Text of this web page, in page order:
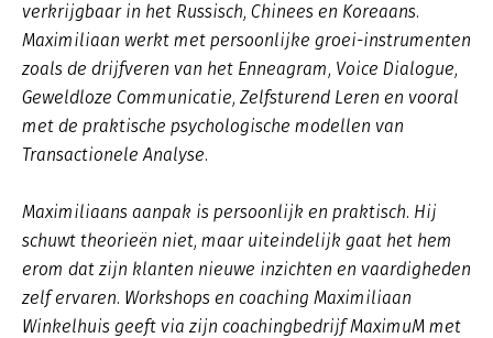
verkrijgbaar in het Russisch, Chinees en Koreaans.
Maximiliaan werkt met persoonlijke groei-instrumenten
zoals de drijfveren van het Enneagram, Voice Dialogue,
Geweldloze Communicatie, Zelfsturend Leren en vooral
met de praktische psychologische modellen van
Transactionele Analyse.
Maximiliaans aanpak is persoonlijk en praktisch. Hij
schuwt theorieën niet, maar uiteindelijk gaat het hem
erom dat zijn klanten nieuwe inzichten en vaardigheden
zelf ervaren. Workshops en coaching Maximiliaan
Winkelhuis geeft via zijn coachingbedrijf MaximuM met